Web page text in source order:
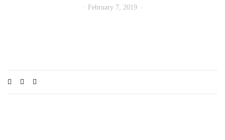
February 7, 2019